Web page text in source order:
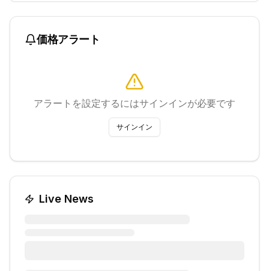
価格アラート
アラートを設定するにはサインインが必要です
サインイン
Live News